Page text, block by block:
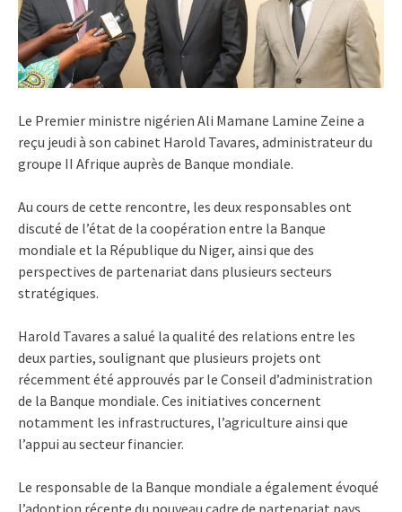
Le Premier ministre nigérien Ali Mamane Lamine Zeine a
reçu jeudi à son cabinet Harold Tavares, administrateur du
groupe II Afrique auprès de Banque mondiale.
Au cours de cette rencontre, les deux responsables ont
discuté de l’état de la coopération entre la Banque
mondiale et la République du Niger, ainsi que des
perspectives de partenariat dans plusieurs secteurs
stratégiques.
Harold Tavares a salué la qualité des relations entre les
deux parties, soulignant que plusieurs projets ont
récemment été approuvés par le Conseil d’administration
de la Banque mondiale. Ces initiatives concernent
notamment les infrastructures, l’agriculture ainsi que
l’appui au secteur financier.
Le responsable de la Banque mondiale a également évoqué
l’adoption récente du nouveau cadre de partenariat pays